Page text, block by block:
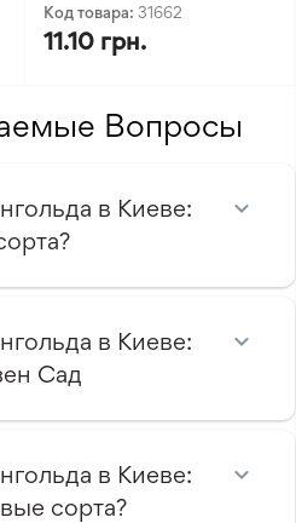
Код товара: 31662
11.10 грн.
Вопросы
в Киеве:
в Киеве:
Сад
в Киеве:
сорта?